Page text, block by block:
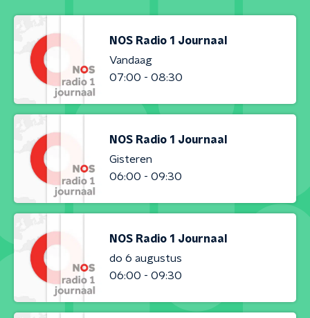
NOS Radio 1 Journaal
Vandaag
07:00 - 08:30
NOS Radio 1 Journaal
Gisteren
06:00 - 09:30
NOS Radio 1 Journaal
do 6 augustus
06:00 - 09:30